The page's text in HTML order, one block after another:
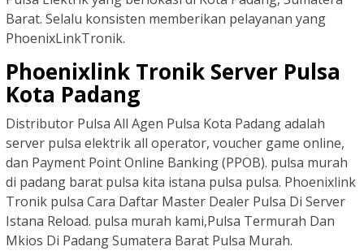
Barat. Selalu konsisten memberikan pelayanan yang
PhoenixLinkTronik.
Phoenixlink Tronik Server Pulsa
Kota Padang
Distributor Pulsa All Agen Pulsa Kota Padang adalah
server pulsa elektrik all operator, voucher game online,
dan Payment Point Online Banking (PPOB). pulsa murah
di padang barat pulsa kita istana pulsa pulsa. Phoenixlink
Tronik pulsa Cara Daftar Master Dealer Pulsa Di Server
Istana Reload. pulsa murah kami,Pulsa Termurah Dan
Mkios Di Padang Sumatera Barat Pulsa Murah.